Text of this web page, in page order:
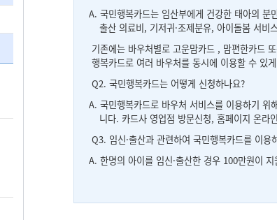
A. 국민행복카드는 임산부에게 건강한 태아의 분
출산 의료비, 기저귀·조제분유, 아이돌봄 서
기존에는 바우처별로 고운맘카드 , 맘편한카드
행복카드로 여러 바우처를 동시에 이용할 수 있
Q2. 국민행복카드는 어떻게 신청하나요?
A. 국민행복카드로 바우처 서비스를 이용하기
니다. 카드사 영업점 방문신청, 홈페이지 온라
Q3. 임신·출산과 관련하여 국민행복카드를 이용
A. 한명의 아이를 임신·출산한 경우 100만원이